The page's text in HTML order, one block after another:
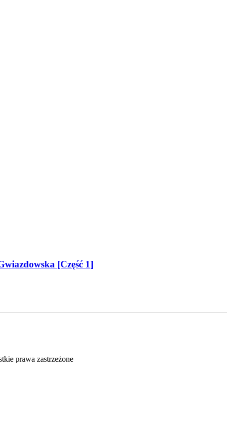
[Część 1]
prawa zastrzeżone